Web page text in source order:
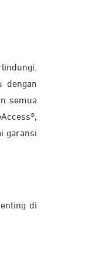
dengan
semua
garansi
di